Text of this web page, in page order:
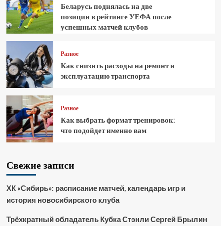
Беларусь поднялась на две
позиции в рейтинге УЕФА после
успешных матчей клубов
Разное
Как снизить расходы на ремонт и
эксплуатацию транспорта
Разное
Как выбрать формат тренировок:
что подойдет именно вам
Свежие записи
ХК «Сибирь»: расписание матчей, календарь игр и
история новосибирского клуба
Трёхкратный обладатель Кубка Стэнли Сергей Брылин